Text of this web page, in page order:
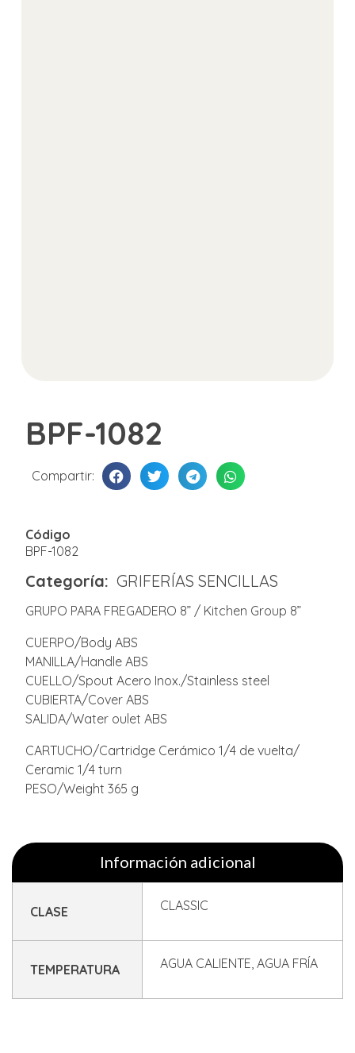
BPF-1082
Compartir:
Código
BPF-1082
Categoría: GRIFERÍAS SENCILLAS
GRUPO PARA FREGADERO 8” / Kitchen Group 8”
CUERPO/Body ABS
MANILLA/Handle ABS
CUELLO/Spout Acero Inox./Stainless steel
CUBIERTA/Cover ABS
SALIDA/Water oulet ABS
CARTUCHO/Cartridge Cerámico 1/4 de vuelta/
Ceramic 1/4 turn
PESO/Weight 365 g
Información adicional
CLASE CLASSIC
TEMPERATURA AGUA CALIENTE, AGUA FRÍA